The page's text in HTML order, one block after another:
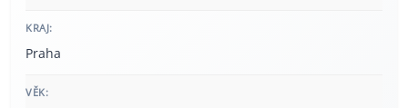
KRAJ:
Praha
VĚK: